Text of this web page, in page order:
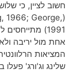
חשוב לציין, כי
1966; George,
1991)
אחת מול יריבה
המציאות
שלינג וג'ורג'